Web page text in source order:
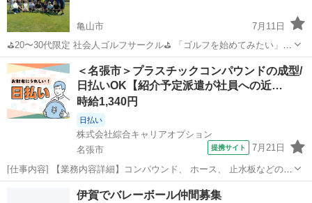
亀山市
7月11日
⛳20〜30代限定 社会人ゴルフサークル⛳ 「ゴルフを始めてみたい」
「同年代と気軽にラウンドしたい」 「一緒にゴルフを楽しめる仲間が
ほしい」 そんな方を募集しています😊 初心者の方でも参加しやすく、
気軽に...
三重 亀山市 ゴルフ ラウンド
＜名張市＞プラスチックコンパウンドの成型/
日払いOK【紹介予定派遣が社員への近…
時給1,340円
日払い
株式会社綜合キャリアオプション
名張市
提携サイト 7月21日
[仕事内容] 【業務内容詳細】コンパウンド、 ホース、 止水板などの製
造メーカーの紹介予定派遣！ プラスチックコンパウンドの成型機械オ
ペレーターをお任せします。 【取扱製品情報】プラスチックコンパウ
工場
伊賀でバレーボール仲間募集